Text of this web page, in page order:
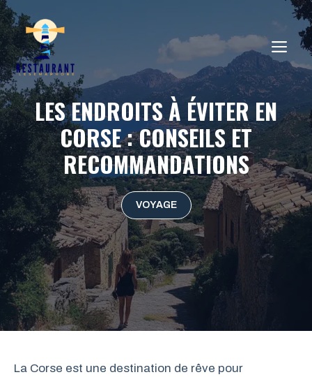
Aller
au
contenu
LES ENDROITS À ÉVITER EN
CORSE : CONSEILS ET
RECOMMANDATIONS
VOYAGE
La Corse est une destination de rêve pour